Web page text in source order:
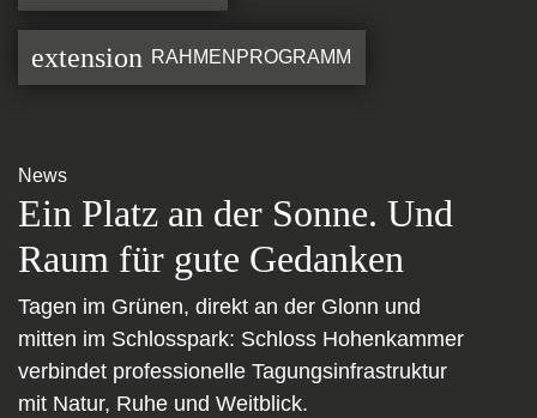
extension RAHMENPROGRAMM
News
Ein Platz an der Sonne. Und
Raum für gute Gedanken
Tagen im Grünen, direkt an der Glonn und
mitten im Schlosspark: Schloss Hohenkammer
verbindet professionelle Tagungsinfrastruktur
mit Natur, Ruhe und Weitblick.